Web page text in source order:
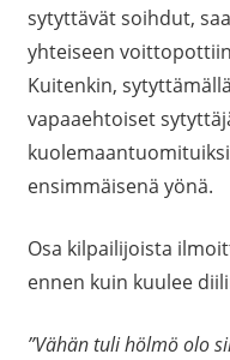
sytyttävät soihdut,
yhteiseen
Kuitenkin,
vapaaehtoiset
ensimmäisenä yönä.
Osa kilpailijoista
ennen kuin kuulee
”Vähän tuli hölmö olo